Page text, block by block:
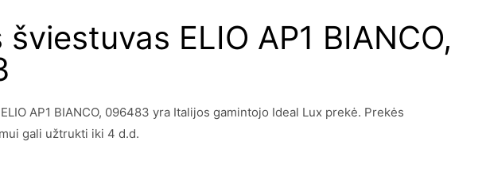
šviestuvas ELIO AP1 BIANCO,
AP1 BIANCO, 096483 yra Italijos gamintojo Ideal Lux prekė. Prekės
gali užtrukti iki 4 d.d.